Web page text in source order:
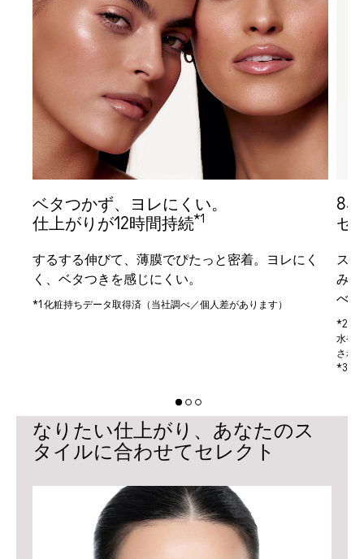
ベタつかず、ヨレにくい。
仕上がりが12時間持続*1
するする伸びて、薄膜でぴたっと密着。ヨレにく
く、ベタつきを感じにくい。
*1 化粧持ちデータ取得済（当社調べ／個人差があります）
セ
ス
み
べ
*2 ス
水や
され
*3 保
なりたい仕上がり、あなたのス
タイルに合わせてセレクト